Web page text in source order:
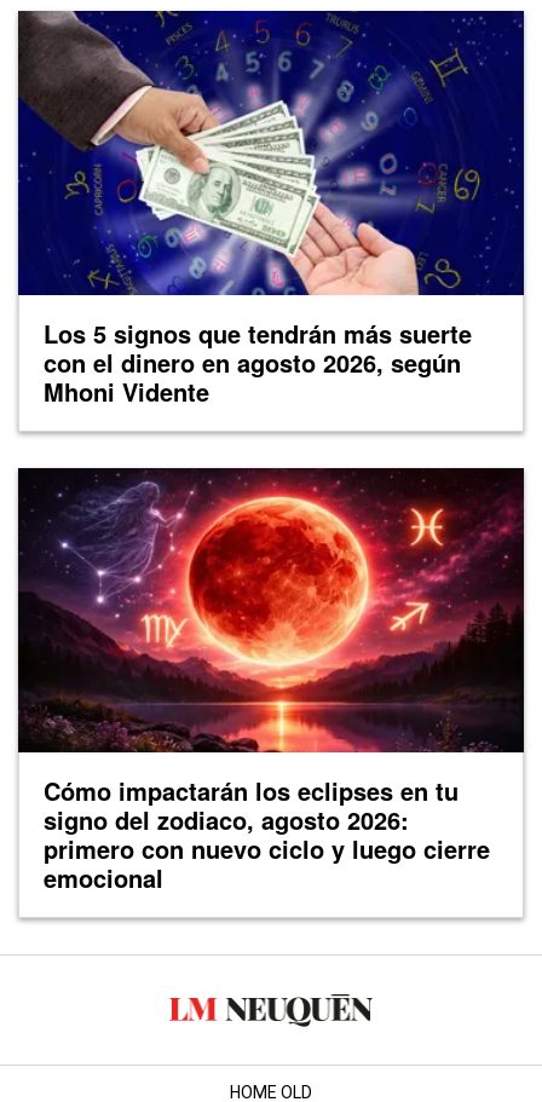
Los 5 signos que tendrán más suerte
con el dinero en agosto 2026, según
Mhoni Vidente
Cómo impactarán los eclipses en tu
signo del zodiaco, agosto 2026:
primero con nuevo ciclo y luego cierre
emocional
HOME OLD